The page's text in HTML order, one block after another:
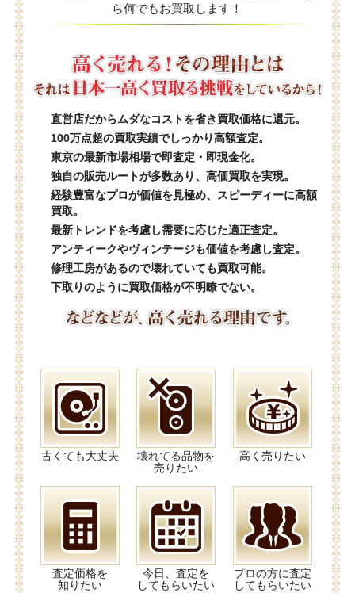
ら何でもお買取します！
直営店だからムダなコストを省き買取価格に還元。
100万点超の買取実績でしっかり高額査定。
東京の最新市場相場で即査定・即現金化。
独自の販売ルートが多数あり、高価買取を実現。
経験豊富なプロが価値を見極め、スピーディーに高額
買取。
最新トレンドを考慮し需要に応じた適正査定。
アンティークやヴィンテージも価値を考慮し査定。
修理工房があるので壊れていても買取可能。
下取りのように買取価格が不明瞭でない。
古くても大丈夫
壊れてる品物を
売りたい
高く売りたい
査定価格を
知りたい
今日、査定を
してもらいたい
プロの方に査定
してもらいたい